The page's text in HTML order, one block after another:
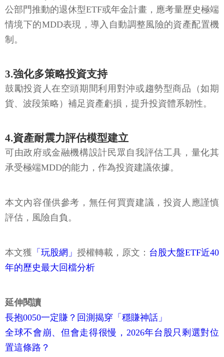
公部門推動的退休型ETF或年金計畫，應考量歷史極端
情境下的MDD表現，導入自動調整風險的資產配置機
制。
3.強化多策略投資支持
鼓勵投資人在空頭期間利用對沖或趨勢型商品（如期
貨、波段策略）補足資產虧損，提升投資體系韌性。
4.資產耐震力評估模型建立
可由政府或金融機構設計民眾自我評估工具，量化其
承受極端MDD的能力，作為投資建議依據。
本文內容僅供參考，無任何買賣建議，投資人應謹慎
評估，風險自負。
本文獲 「玩股網」 授權轉載，原文： 台股大盤ETF近40
年的歷史最大回檔分析
延伸閱讀
長抱0050一定賺？回測揭穿「穩賺神話」
全球不會崩、但會走得很慢，2026年台股只剩選對位
置這條路？